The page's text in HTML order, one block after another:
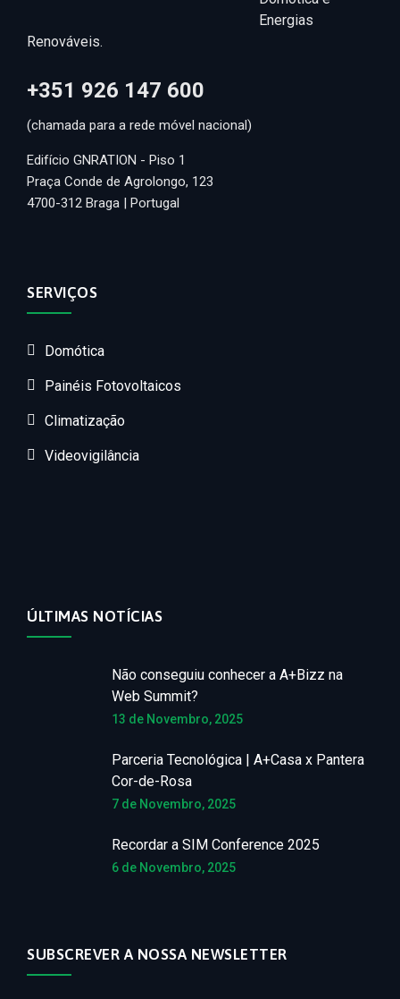
Energias
Renováveis.
+351 926 147 600
(chamada para a rede móvel nacional)
Edifício GNRATION - Piso 1
Praça Conde de Agrolongo, 123
4700-312 Braga | Portugal
SERVIÇOS
Domótica
Painéis Fotovoltaicos
Climatização
Videovigilância
ÚLTIMAS NOTÍCIAS
Não conseguiu conhecer a A+Bizz na
Web Summit?
13 de Novembro, 2025
Parceria Tecnológica | A+Casa x Pantera
Cor-de-Rosa
7 de Novembro, 2025
Recordar a SIM Conference 2025
6 de Novembro, 2025
SUBSCREVER A NOSSA NEWSLETTER